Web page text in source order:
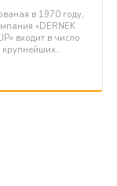
в 1970 году,
«DERNEK
входит в число
крупнейших…